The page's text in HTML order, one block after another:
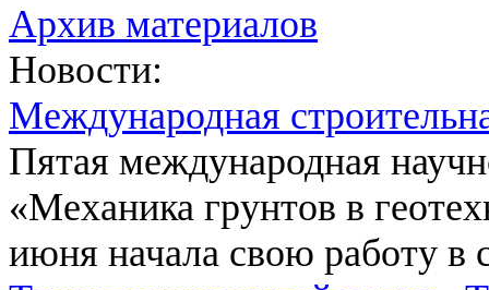
Архив материалов
Новости:
Международная
Пятая международная
«Механика грунтов в
июня начала свою работу в